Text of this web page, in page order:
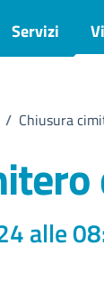
Servizi
/ Chiusura
alle